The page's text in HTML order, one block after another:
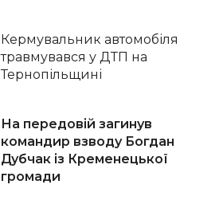
Кермувальник автомобіля
травмувався у ДТП на
Тернопільщині
На передовій загинув
командир взводу Богдан
Дубчак із Кременецької
громади